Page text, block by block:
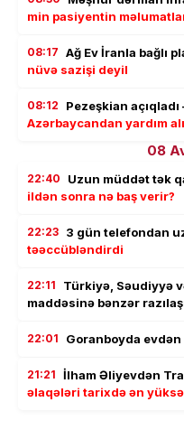
min pasiyentin
08:17 Ağ Ev İranla bağlı
nüvə sazişi deyil
08:12 Pezeşkian açıqladı
Azərbaycandan yardım
08
22:40 Uzun müddət tək
ildən sonra nə baş verir?
22:23 3 gün telefondan
təəccübləndirdi
22:11
Türkiyə, Səudiyyə
maddəsinə bənzər
22:01 Goranboyda evdən
21:21 İlham Əliyevdən
əlaqələri tarixdə ən